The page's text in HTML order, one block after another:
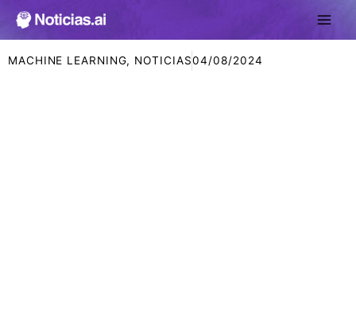
MACHINE LEARNING, NOTICIAS04/08/2024